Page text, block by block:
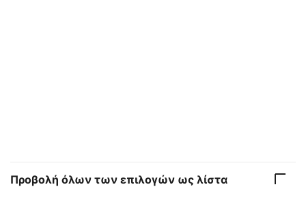
Προβολή όλων των επιλογών ως λίστα